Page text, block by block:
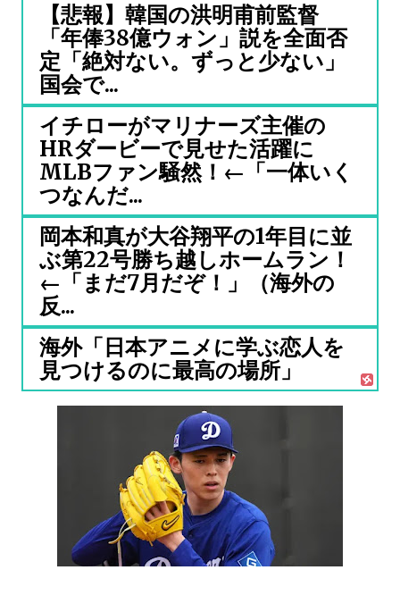
【悲報】韓国の洪明甫前監督
「年俸38億ウォン」説を全面否
定「絶対ない。ずっと少ない」
国会で...
イチローがマリナーズ主催の
HRダービーで見せた活躍に
MLBファン騒然！←「一体いく
つなんだ...
岡本和真が大谷翔平の1年目に並
ぶ第22号勝ち越しホームラン！
←「まだ7月だぞ！」（海外の
反...
海外「日本アニメに学ぶ恋人を
見つけるのに最高の場所」